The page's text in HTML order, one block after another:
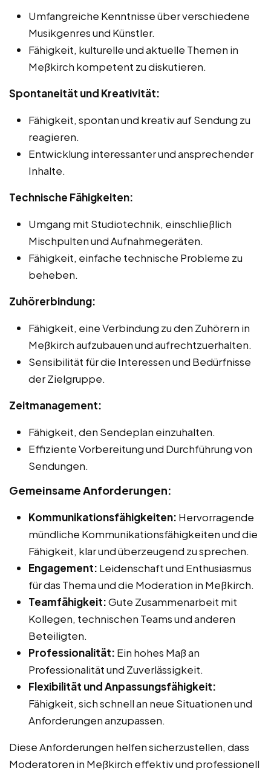
Umfangreiche Kenntnisse über verschiedene
Musikgenres und Künstler.
Fähigkeit, kulturelle und aktuelle Themen in
Meßkirch kompetent zu diskutieren.
Spontaneität und Kreativität:
Fähigkeit, spontan und kreativ auf Sendung zu
reagieren.
Entwicklung interessanter und ansprechender
Inhalte.
Technische Fähigkeiten:
Umgang mit Studiotechnik, einschließlich
Mischpulten und Aufnahmegeräten.
Fähigkeit, einfache technische Probleme zu
beheben.
Zuhörerbindung:
Fähigkeit, eine Verbindung zu den Zuhörern in
Meßkirch aufzubauen und aufrechtzuerhalten.
Sensibilität für die Interessen und Bedürfnisse
der Zielgruppe.
Zeitmanagement:
Fähigkeit, den Sendeplan einzuhalten.
Effiziente Vorbereitung und Durchführung von
Sendungen.
Gemeinsame Anforderungen:
Kommunikationsfähigkeiten: Hervorragende
mündliche Kommunikationsfähigkeiten und die
Fähigkeit, klar und überzeugend zu sprechen.
Engagement: Leidenschaft und Enthusiasmus
für das Thema und die Moderation in Meßkirch.
Teamfähigkeit:Gute Zusammenarbeit mit
Kollegen, technischen Teams und anderen
Beteiligten.
Professionalität: Ein hohes Maß an
Professionalität und Zuverlässigkeit.
Flexibilität und Anpassungsfähigkeit:
Fähigkeit, sich schnell an neue Situationen und
Anforderungen anzupassen.
Diese Anforderungen helfen sicherzustellen, dass
Moderatoren in Meßkirch effektiv und professionell